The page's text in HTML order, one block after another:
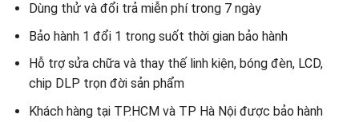
Dùng thử và đổi trả miễn phí trong 7 ngày
Bảo hành 1 đổi 1 trong suốt thời gian bảo hành
Hỗ trợ sửa chữa và thay thế linh kiện, bóng đèn, LCD,
chip DLP trọn đời sản phẩm
Khách hàng tại TP.HCM và TP Hà Nội được bảo hành